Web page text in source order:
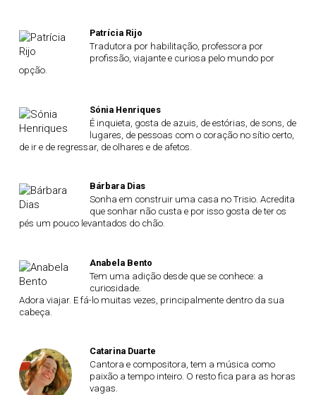
Patrícia Rijo
Tradutora por habilitação, professora por
profissão, viajante e curiosa pelo mundo por
opção.
Sónia Henriques
É inquieta, gosta de azuis, de estórias, de sons, de
lugares, de pessoas com o coração no sítio certo,
de ir e de regressar, de olhares e de afetos.
Bárbara Dias
Sonha em construir uma casa no Trisio. Acredita
que sonhar não custa e por isso gosta de ter os
pés um pouco levantados do chão.
Anabela Bento
Tem uma adição desde que se conhece: a
curiosidade.
Adora viajar. E fá-lo muitas vezes, principalmente dentro da sua
cabeça.
Catarina Duarte
Cantora e compositora, tem a música como
paixão a tempo inteiro. O resto fica para as horas
vagas.